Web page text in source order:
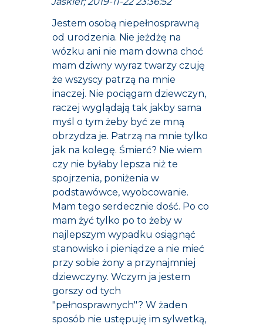
Jestem osobą niepełnosprawną
od urodzenia. Nie jeżdżę na
wózku ani nie mam downa choć
mam dziwny wyraz twarzy czuję
że wszyscy patrzą na mnie
inaczej. Nie pociągam dziewczyn,
raczej wyglądają tak jakby sama
myśl o tym żeby być ze mną
obrzydza je. Patrzą na mnie tylko
jak na kolegę. Śmierć? Nie wiem
czy nie byłaby lepsza niż te
spojrzenia, poniżenia w
podstawówce, wyobcowanie.
Mam tego serdecznie dość. Po co
mam żyć tylko po to żeby w
najlepszym wypadku osiągnąć
stanowisko i pieniądze a nie mieć
przy sobie żony a przynajmniej
dziewczyny. Wczym ja jestem
gorszy od tych
"pełnosprawnych"? W żaden
sposób nie ustępuję im sylwetką,